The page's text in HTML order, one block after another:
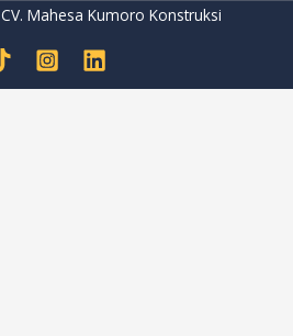
Mahesa Kumoro Konstruksi